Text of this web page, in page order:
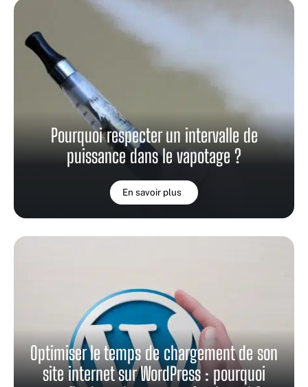
Pourquoi respecter un intervalle de
puissance dans le vapotage ?
En savoir plus
Optimiser le temps de chargement de son
site internet sur WordPress : pourquoi